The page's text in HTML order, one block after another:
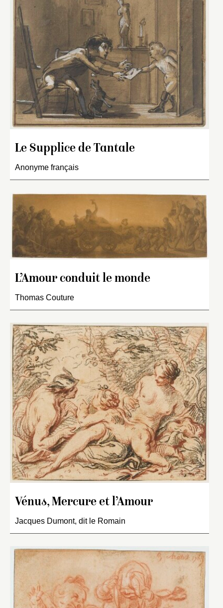
Le Supplice de Tantale
Anonyme français
L’Amour conduit le monde
Thomas Couture
Vénus, Mercure et l’Amour
Jacques Dumont, dit le Romain